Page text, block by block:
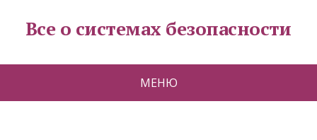
Все о системах безопасности
МЕНЮ